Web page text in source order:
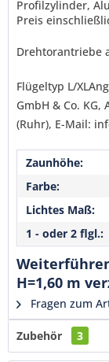
Profilzylinder,
Preis
Drehtorantriebe
Flügeltyp L/
GmbH & Co.
(Ruhr), E-Mail:
Zaunhöhe:
Farbe:
Lichtes Maß:
1 - oder 2 flgl.:
H=1,60 m
Fragen zum
Zubehör 3